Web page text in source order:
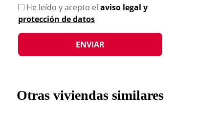
He leído y acepto el aviso legal y
protección de datos
Otras viviendas similares